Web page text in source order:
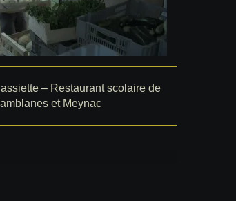
– Restaurant scolaire de
et Meynac